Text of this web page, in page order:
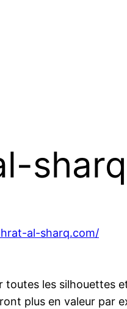
al-sharq.com/
toutes les
plus en valeur par